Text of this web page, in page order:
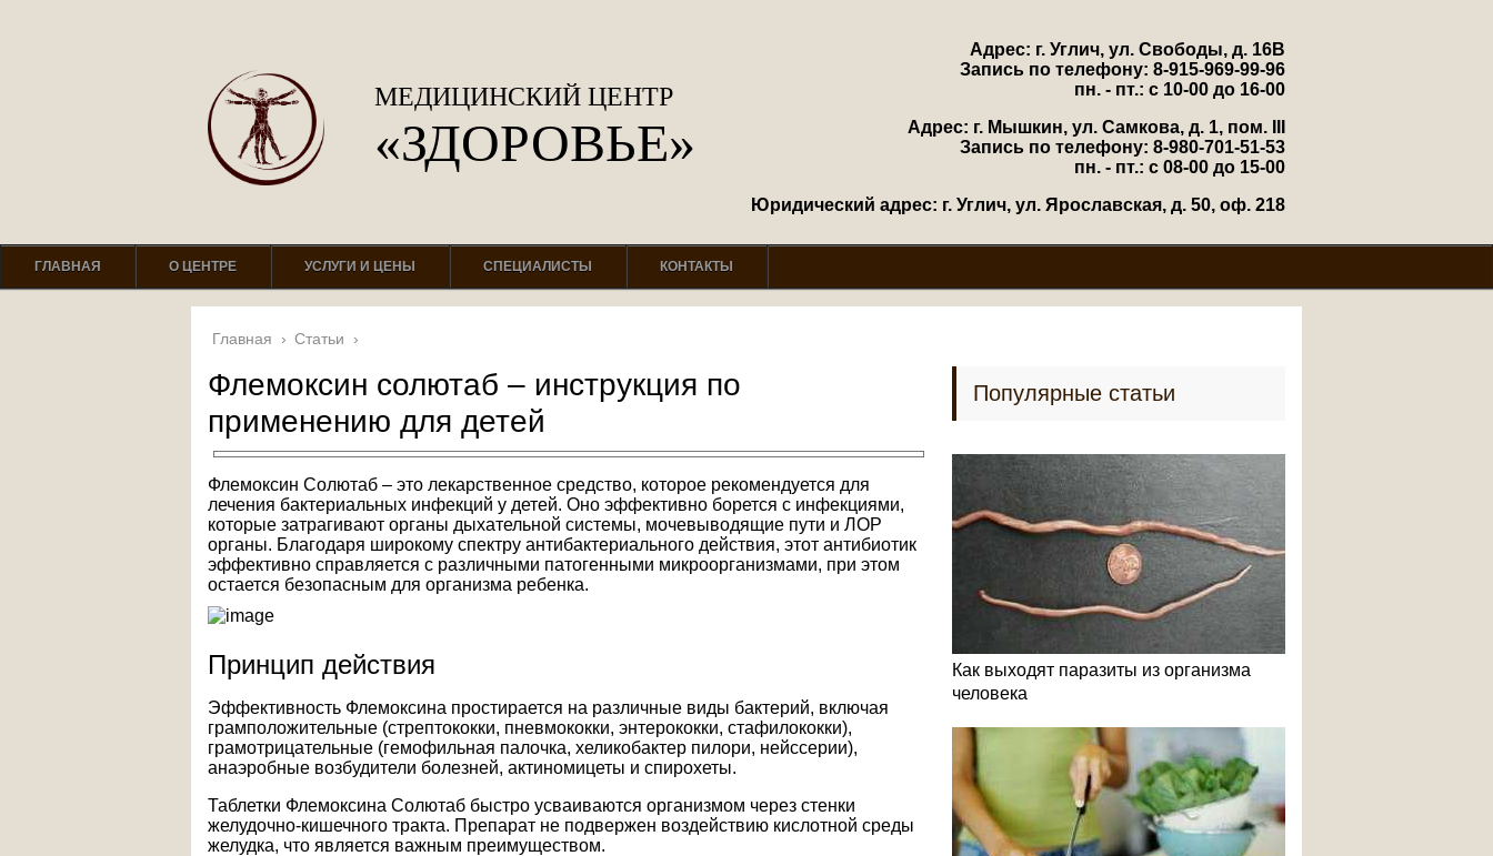
МЕДИЦИНСКИЙ ЦЕНТР
«ЗДОРОВЬЕ»
Адрес: г. Углич, ул. Свободы, д. 16В
Запись по телефону: 8-915-969-99-96
пн. - пт.: с 10-00 до 16-00
Адрес: г. Мышкин, ул. Самкова, д. 1, пом. III
Запись по телефону: 8-980-701-51-53
пн. - пт.: с 08-00 до 15-00
Юридический адрес: г. Углич, ул. Ярославская, д. 50, оф. 218
ГЛАВНАЯ О ЦЕНТРЕ УСЛУГИ И ЦЕНЫ СПЕЦИАЛИСТЫ КОНТАКТЫ
Главная › Статьи ›
Флемоксин солютаб – инструкция по
применению для детей
Флемоксин Солютаб – это лекарственное средство, которое рекомендуется для
лечения бактериальных инфекций у детей. Оно эффективно борется с инфекциями,
которые затрагивают органы дыхательной системы, мочевыводящие пути и ЛОР
органы. Благодаря широкому спектру антибактериального действия, этот антибиотик
эффективно справляется с различными патогенными микроорганизмами, при этом
остается безопасным для организма ребенка.
Принцип действия
Эффективность Флемоксина простирается на различные виды бактерий, включая
грамположительные (стрептококки, пневмококки, энтерококки, стафилококки),
грамотрицательные (гемофильная палочка, хеликобактер пилори, нейссерии),
анаэробные возбудители болезней, актиномицеты и спирохеты.
Таблетки Флемоксина Солютаб быстро усваиваются организмом через стенки
желудочно-кишечного тракта. Препарат не подвержен воздействию кислотной среды
желудка, что является важным преимуществом.
Популярные статьи
Как выходят паразиты из организма
человека